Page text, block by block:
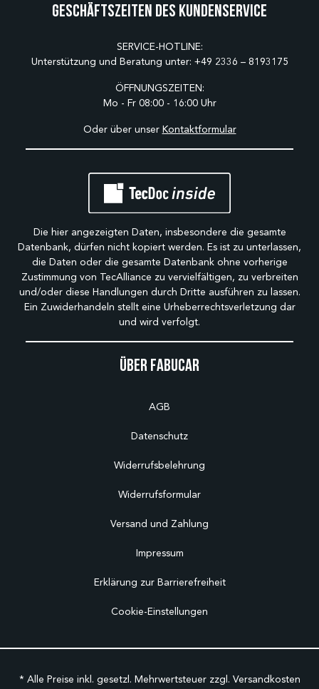
Über Fabucar
AGB
Datenschutz
Widerrufsbelehrung
Widerrufsformular
Versand und Zahlung
Impressum
Erklärung zur Barrierefreiheit
Cookie-Einstellungen
Geschäftszeiten des Kundenservice
SERVICE-HOTLINE:
Unterstützung und Beratung unter: +49 2336 – 8193175
ÖFFNUNGSZEITEN:
Mo - Fr 08:00 - 16:00 Uhr
Oder über unser Kontaktformular
Die hier angezeigten Daten, insbesondere die gesamte
Datenbank, dürfen nicht kopiert werden. Es ist zu unterlassen,
die Daten oder die gesamte Datenbank ohne vorherige
Zustimmung von TecAlliance zu vervielfältigen, zu verbreiten
und/oder diese Handlungen durch Dritte ausführen zu lassen.
Ein Zuwiderhandeln stellt eine Urheberrechtsverletzung dar
und wird verfolgt.
* Alle Preise inkl. gesetzl. Mehrwertsteuer zzgl. Versandkosten